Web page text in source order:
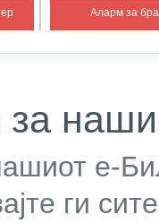
Аларм за
за
е-
ги